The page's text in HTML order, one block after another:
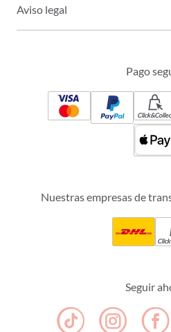
Aviso legal
Pago
Nuestras empresas de
Seguir